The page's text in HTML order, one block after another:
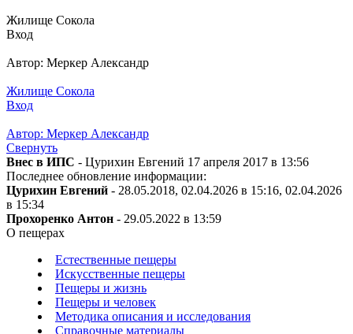
Жилище Сокола
Вход
Автор: Меркер Александр
Жилище Сокола
Вход
Автор: Меркер Александр
Свернуть
Внес в ИПС - Цурихин Евгений 17 апреля 2017 в 13:56
Последнее обновление информации:
Цурихин Евгений - 28.05.2018, 02.04.2026 в 15:16, 02.04.2026
в 15:34
Прохоренко Антон - 29.05.2022 в 13:59
О пещерах
Естественные пещеры
Искусственные пещеры
Пещеры и жизнь
Пещеры и человек
Методика описания и исследования
Справочные материалы